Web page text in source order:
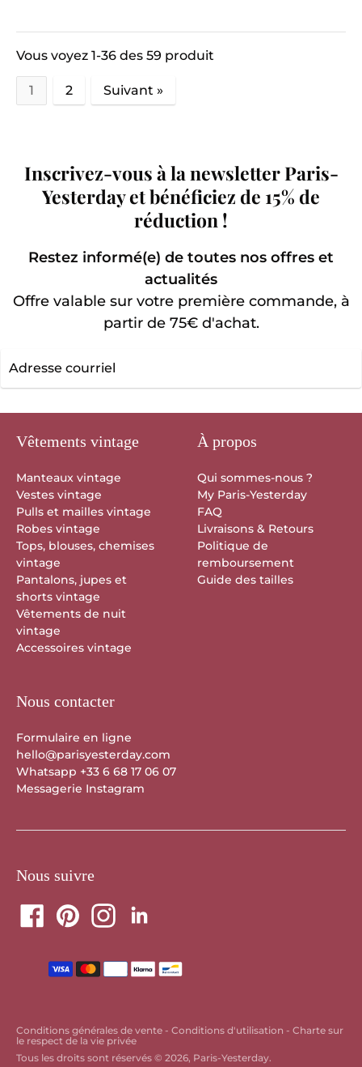
Vous voyez 1-36 des 59 produit
1 2 Suivant »
pageInscrivez-vous à la newsletter Paris-
Yesterday et bénéficiez de 15% de
réduction !
Restez informé(e) de toutes nos offres et
actualités
Offre valable sur votre première commande, à
partir de 75€ d'achat.
Adresse
courriel
Vêtements vintage
Manteaux vintage
Vestes vintage
Pulls et mailles vintage
Robes vintage
Tops, blouses, chemises
vintage
Pantalons, jupes et
shorts vintage
Vêtements de nuit
vintage
Accessoires vintage
À propos
Qui sommes-nous ?
My Paris-Yesterday
FAQ
Livraisons & Retours
Politique de
remboursement
Guide des tailles
Nous contacter
Formulaire en ligne
hello@parisyesterday.com
Whatsapp +33 6 68 17 06 07
Messagerie Instagram
Nous suivre
Translation
missing:
Conditions générales de vente - Conditions d'utilisation - Charte sur
le respect de la vie privée
Tous les droits sont réservés © 2026, Paris-Yesterday.